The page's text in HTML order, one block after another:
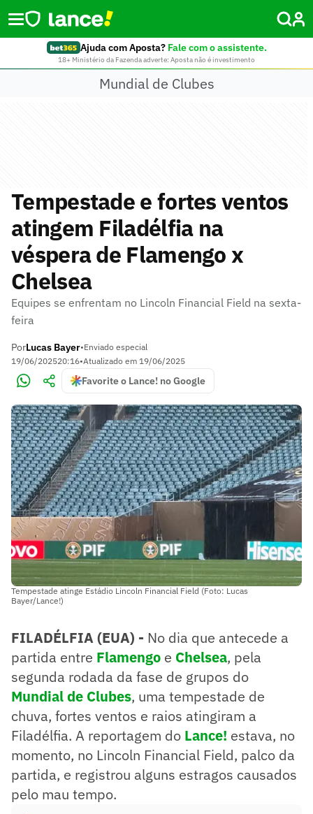
Ajuda com Aposta? Fale com o assistente.
18+ Ministério da Fazenda adverte: Aposta não é investimento
Mundial de Clubes
Tempestade e fortes ventos
atingem Filadélfia na
véspera de Flamengo x
Chelsea
Equipes se enfrentam no Lincoln Financial Field na sexta-
feira
PorLucas Bayer•Enviado especial
19/06/202520:16•Atualizado em 19/06/2025
Favorite o Lance! no Google
Tempestade atinge Estádio Lincoln Financial Field (Foto: Lucas
Bayer/Lance!)
FILADÉLFIA (EUA) - No dia que antecede a
partida entre Flamengo e Chelsea, pela
segunda rodada da fase de grupos do
Mundial de Clubes, uma tempestade de
chuva, fortes ventos e raios atingiram a
Filadélfia. A reportagem do Lance! estava, no
momento, no Lincoln Financial Field, palco da
partida, e registrou alguns estragos causados
pelo mau tempo.